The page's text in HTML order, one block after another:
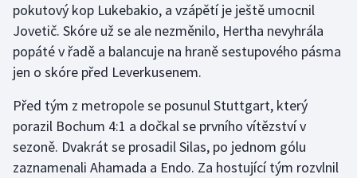
pokutový kop Lukebakio, a vzápětí je ještě umocnil
Jovetič. Skóre už se ale nezměnilo, Hertha nevyhrála
popáté v řadě a balancuje na hraně sestupového pásma
jen o skóre před Leverkusenem.
Před tým z metropole se posunul Stuttgart, který
porazil Bochum 4:1 a dočkal se prvního vítězství v
sezoně. Dvakrát se prosadil Silas, po jednom gólu
zaznamenali Ahamada a Endo. Za hostující tým rozvlnil